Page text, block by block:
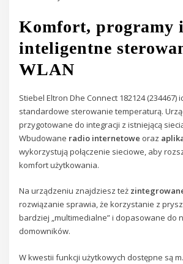
Komfort, programy i
inteligentne
WLAN
Stiebel Eltron Dhe Connect 182124 (234467)
standardowe sterowanie temperaturą.
przygotowane do integracji z istniejącą
Wbudowane radio internetowe oraz
wykorzystują połączenie sieciowe, aby
komfort użytkowania.
Na urządzeniu znajdziesz też
rozwiązanie sprawia, że korzystanie z
bardziej „multimedialne” i dopasowane do
domowników.
W kwestii funkcji użytkowych dostępne są